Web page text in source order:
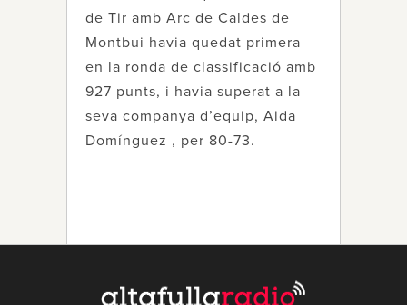
de Tir amb Arc de Caldes de
Montbui havia quedat primera
en la ronda de classificació amb
927 punts, i havia superat a la
seva companya d’equip, Aida
Domínguez , per 80-73.